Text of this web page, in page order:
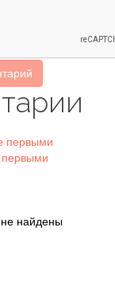
первыми
первыми
найдены